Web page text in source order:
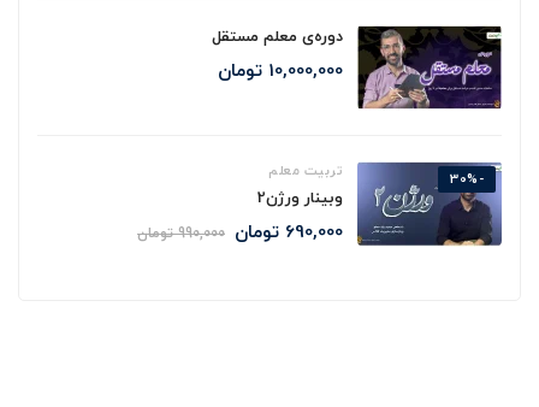
دوره‌ی معلم مستقل
10,000,000 تومان
-30% تربیت معلم
وبینار ورژن2
690,000 تومان 990,000 تومان